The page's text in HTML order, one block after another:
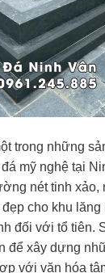
trong những
mỹ nghệ tại
nét tinh xảo,
cho khu lăng
đối với tổ tiên.
để xây dựng
với văn hóa